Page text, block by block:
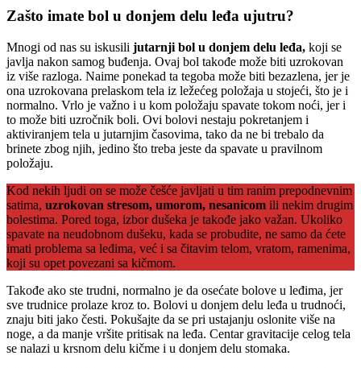
Zašto imate bol u donjem delu leđa ujutru?
Mnogi od nas su iskusili jutarnji bol u donjem delu leđa, koji se
javlja nakon samog buđenja. Ovaj bol takođe može biti uzrokovan
iz više razloga. Naime ponekad ta tegoba može biti bezazlena, jer je
ona uzrokovana prelaskom tela iz ležećeg položaja u stojeći, što je i
normalno. Vrlo je važno i u kom položaju spavate tokom noći, jer i
to može biti uzročnik boli. Ovi bolovi nestaju pokretanjem i
aktiviranjem tela u jutarnjim časovima, tako da ne bi trebalo da
brinete zbog njih, jedino što treba jeste da spavate u pravilnom
položaju.
Kod nekih ljudi on se može češće javljati u tim ranim prepodnevnim
satima, uzrokovan stresom, umorom, nesanicom ili nekim drugim
bolestima. Pored toga, izbor dušeka je takođe jako važan. Ukoliko
spavate na neudobnom dušeku, kada se probudite, ne samo da ćete
imati problema sa leđima, već i sa čitavim telom, vratom, ramenima,
koji su opet povezani sa kičmom.
Takođe ako ste trudni, normalno je da osećate bolove u leđima, jer
sve trudnice prolaze kroz to. Bolovi u donjem delu leđa u trudnoći,
znaju biti jako česti. Pokušajte da se pri ustajanju oslonite više na
noge, a da manje vršite pritisak na leđa. Centar gravitacije celog tela
se nalazi u krsnom delu kičme i u donjem delu stomaka.